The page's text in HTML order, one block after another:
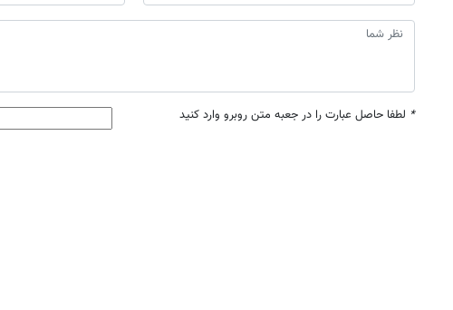
* لطفا حاصل عبارت را در جعبه متن روبرو وارد کنید